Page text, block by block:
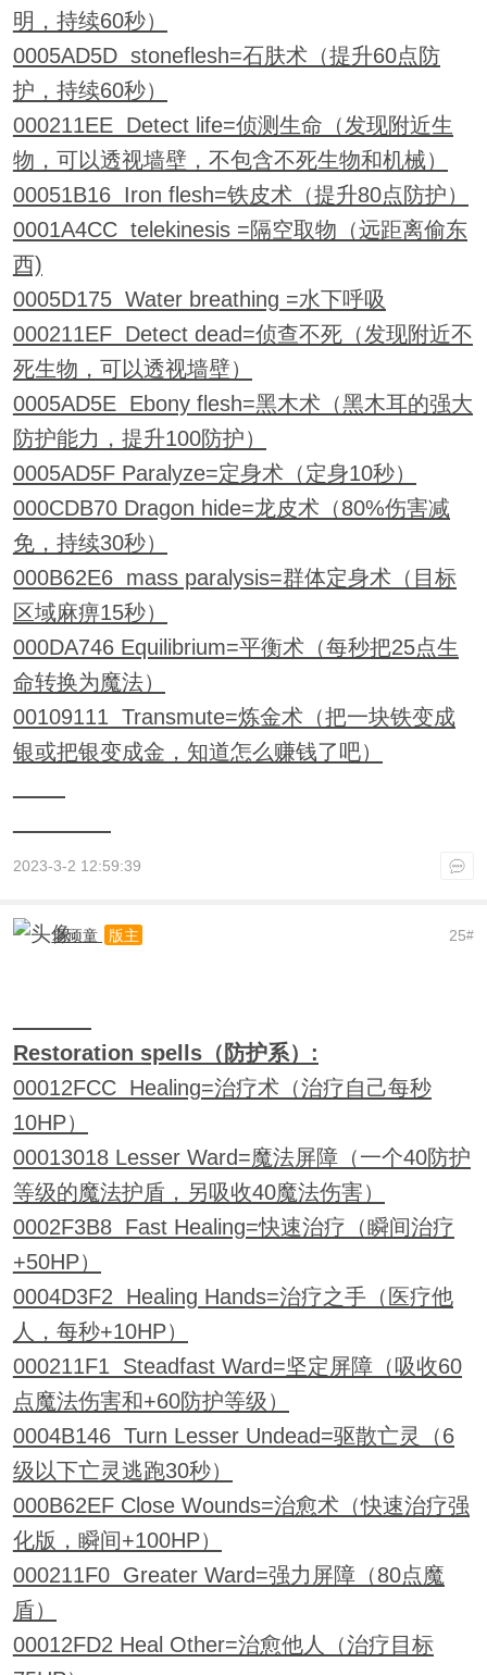
明，持续60秒）
0005AD5D stoneflesh=石肤术（提升60点防
护，持续60秒）
000211EE Detect life=侦测生命（发现附近生
物，可以透视墙壁，不包含不死生物和机械）
00051B16 Iron flesh=铁皮术（提升80点防护）
0001A4CC telekinesis =隔空取物（远距离偷东
西)
0005D175 Water breathing =水下呼吸
000211EF Detect dead=侦查不死（发现附近不
死生物，可以透视墙壁）
0005AD5E Ebony flesh=黑木术（黑木耳的强大
防护能力，提升100防护）
0005AD5F Paralyze=定身术（定身10秒）
000CDB70 Dragon hide=龙皮术（80%伤害减
免，持续30秒）
000B62E6 mass paralysis=群体定身术（目标
区域麻痹15秒）
000DA746 Equilibrium=平衡术（每秒把25点生
命转换为魔法）
00109111 Transmute=炼金术（把一块铁变成
银或把银变成金，知道怎么赚钱了吧）
2023-3-2 12:59:39
25#
老顽童 版主
Restoration spells（防护系）:
00012FCC Healing=治疗术（治疗自己每秒
10HP）
00013018 Lesser Ward=魔法屏障（一个40防护
等级的魔法护盾，另吸收40魔法伤害）
0002F3B8 Fast Healing=快速治疗（瞬间治疗
+50HP）
0004D3F2 Healing Hands=治疗之手（医疗他
人，每秒+10HP）
000211F1 Steadfast Ward=坚定屏障（吸收60
点魔法伤害和+60防护等级）
0004B146 Turn Lesser Undead=驱散亡灵（6
级以下亡灵逃跑30秒）
000B62EF Close Wounds=治愈术（快速治疗强
化版，瞬间+100HP）
000211F0 Greater Ward=强力屏障（80点魔
盾）
00012FD2 Heal Other=治愈他人（治疗目标